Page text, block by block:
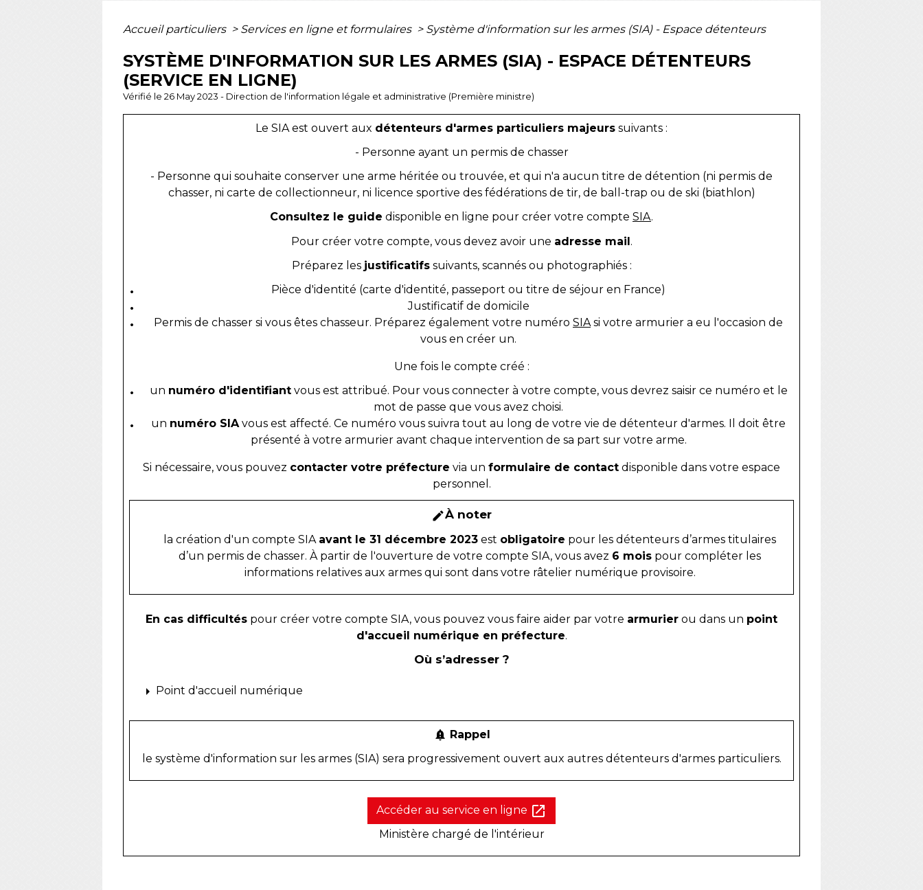
Accueil particuliers > Services en ligne et formulaires > Système d'information sur les armes (SIA) - Espace détenteurs
SYSTÈME D'INFORMATION SUR LES ARMES (SIA) - ESPACE DÉTENTEURS
(SERVICE EN LIGNE)
Vérifié le 26 May 2023 - Direction de l'information légale et administrative (Première ministre)
Le SIA est ouvert aux détenteurs d'armes particuliers majeurs suivants :
- Personne ayant un permis de chasser
- Personne qui souhaite conserver une arme héritée ou trouvée, et qui n'a aucun titre de détention (ni permis de
chasser, ni carte de collectionneur, ni licence sportive des fédérations de tir, de ball-trap ou de ski (biathlon)
Consultez le guide disponible en ligne pour créer votre compte SIA.
Pour créer votre compte, vous devez avoir une adresse mail.
Préparez les justificatifssuivants, scannés ou photographiés :
Pièce d'identité (carte d'identité, passeport ou titre de séjour en France)
Justificatif de domicile
Permis de chasser si vous êtes chasseur. Préparez également votre numéro SIAsi votre armurier a eu l'occasion de
vous en créer un.
Une fois le compte créé :
un numéro d'identifiantvous est attribué. Pour vous connecter à votre compte, vous devrez saisir ce numéro et le
mot de passe que vous avez choisi.
un numéro SIAvous est affecté. Ce numéro vous suivra tout au long de votre vie de détenteur d'armes. Il doit être
présenté à votre armurier avant chaque intervention de sa part sur votre arme.
Si nécessaire, vous pouvez contacter votre préfecture via un formulaire de contact disponible dans votre espace
personnel.
editÀ noter
la création d'un compte SIA avant le 31 décembre 2023 est obligatoire pour les détenteurs d’armes titulaires
d’un permis de chasser. À partir de l'ouverture de votre compte SIA, vous avez 6 mois pour compléter les
informations relatives aux armes qui sont dans votre râtelier numérique provisoire.
En cas difficultés pour créer votre compte SIA, vous pouvez vous faire aider par votre armurier ou dans un point
d'accueil numérique en préfecture.
Où s’adresser ?
arrow_right Point d'accueil numérique
notification_important Rappel
le système d'information sur les armes (SIA) sera progressivement ouvert aux autres détenteurs d'armes particuliers.
Accéder au service en ligne open_in_new
Ministère chargé de l'intérieur